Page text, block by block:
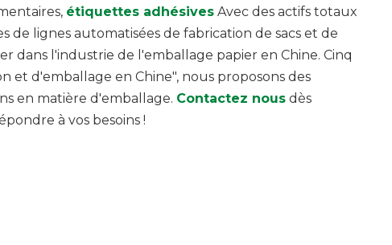
étiquettes adhésives Avec des actifs totaux
de lignes automatisées de fabrication de sacs et de
dans l'industrie de l'emballage papier en Chine. Cinq
et d'emballage en Chine", nous proposons des
en matière d'emballage. Contactez nous dès
à vos besoins !